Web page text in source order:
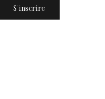
S’inscrire